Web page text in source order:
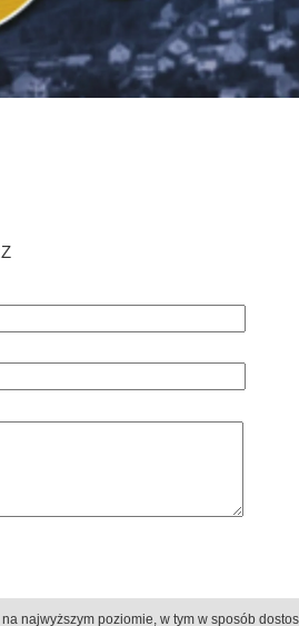
najwyższym poziomie, w tym w sposób